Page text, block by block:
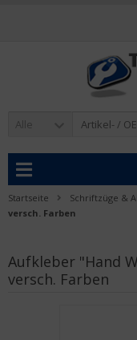
Alle
Startseite Schriftzüge &
versch. Farben
Aufkleber "Hand
versch. Farben